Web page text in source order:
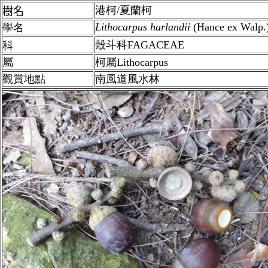
樹名
港柯/夏蘭柯
學名
Lithocarpus harlandii (Hance ex
科
殼斗科FAGACEAE
屬
柯屬Lithocarpus
觀賞地點
南風道風水林